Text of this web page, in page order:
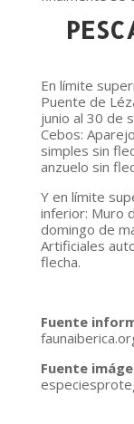
En límite
Puente de
junio al 30 de
Cebos:
simples sin
anzuelo sin
Y en límite
inferior: Muro
domingo de
Artificiales
flecha.
Fuente
Fuente